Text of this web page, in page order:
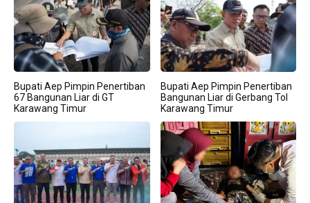
Bupati Aep Pimpin Penertiban
67 Bangunan Liar di GT
Karawang Timur
Bupati Aep Pimpin Penertiban
Bangunan Liar di Gerbang Tol
Karawang Timur